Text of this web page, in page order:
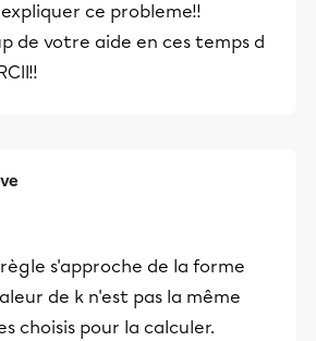
ce probleme!!
de votre aide en ces temps d
règle s'approche de la forme
de k n'est pas la même
choisis pour la calculer.